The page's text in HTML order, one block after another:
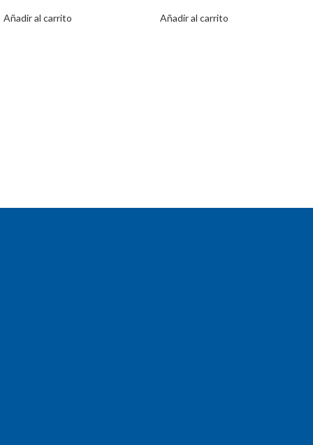
Añadir al carrito Añadir al carrito